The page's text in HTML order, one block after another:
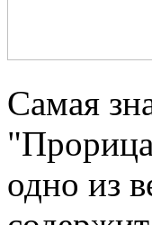
Самая
одно из